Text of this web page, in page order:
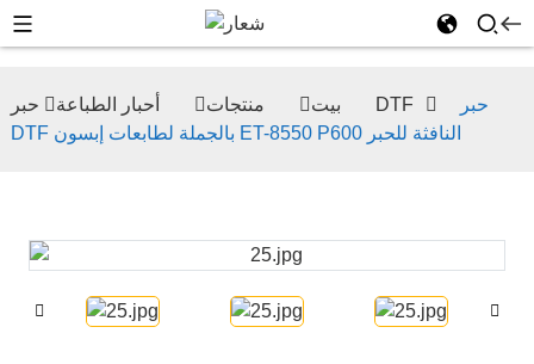
بيت منتجات أحبار الطباعة حبر DTF
حبر
DTF بالجملة لطابعات إبسون ET-8550 P600 النافثة للحبر